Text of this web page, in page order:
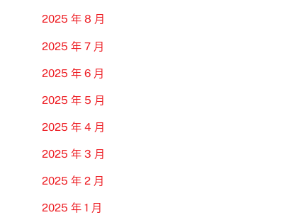
2025 年 8 月
2025 年 7 月
2025 年 6 月
2025 年 5 月
2025 年 4 月
2025 年 3 月
2025 年 2 月
2025 年 1 月